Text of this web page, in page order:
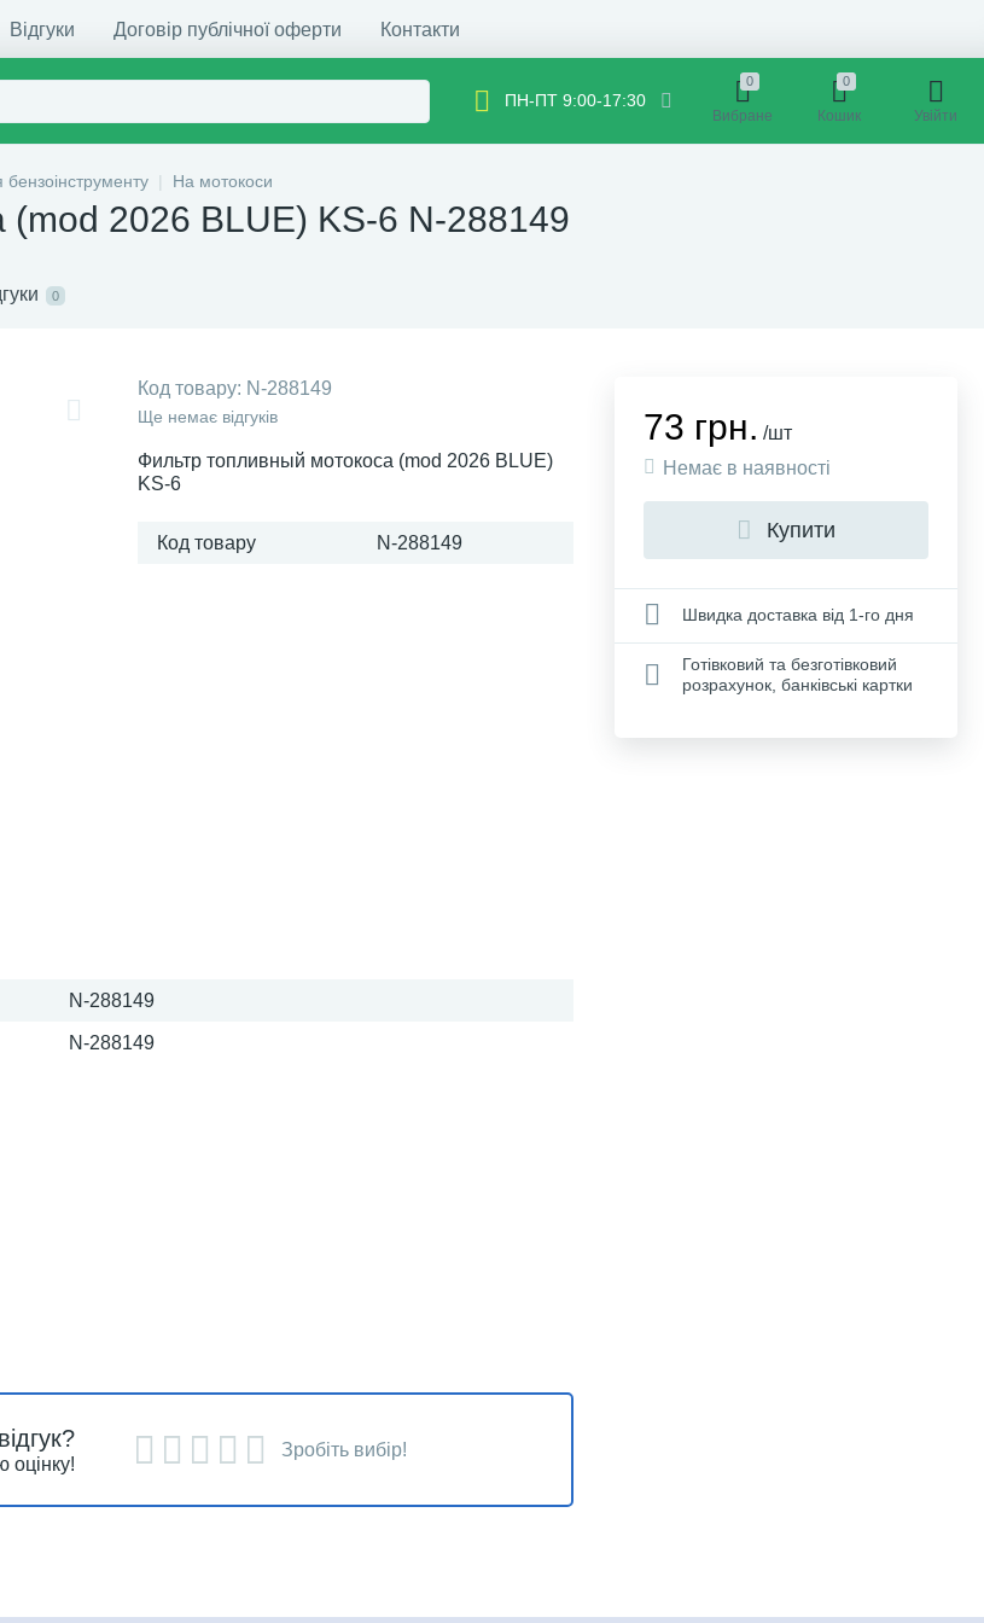
Відгуки Договір публічної оферти Контакти
ПН-ПТ 9:00-17:30
0
Вибране
0
Кошик Увійти
бензоінструменту На мотокоси
(mod 2026 BLUE) KS-6 N-288149
0
Код товару: N-288149
Ще немає відгуків
Фильтр топливный мотокоса (mod 2026 BLUE)
KS-6
Код товару N-288149
N-288149
N-288149
73 грн. /шт
Немає в наявності
Купити
Швидка доставка від 1-го дня
Готівковий та безготівковий
розрахунок, банківські картки
оцінку!
Зробіть вибір!